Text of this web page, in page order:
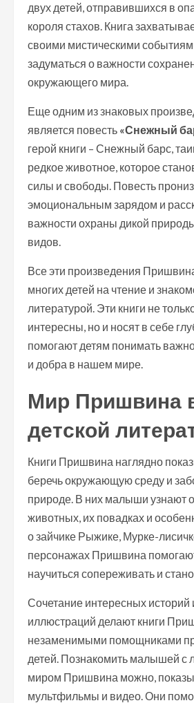
двух детей, отправившихся в
короля стахов. Книга
своими мистическими
задуматься о важности
окружающего мира.
Еще одним из знаковых
является повесть «Снежный
герой книги – Снежный барс,
редкое животное, которое
силы и свободы. Повесть
эмоциональным зарядом и
важности охраны дикой
видов.
Все эти произведения
многих детей на чтение и
литературой. Эти книги не
интересны, но и носят в себе
помогают детям понимать
и добра в нашем мире.
Мир Пришвина
детской
Книги Пришвина наглядно
беречь окружающую среду и
природе. В них малыши узнают
животных, их повадках и
о зайчике Рыжике, Мурке-
персонажах Пришвина
научиться сопереживать и
Сочетание интересных историй
иллюстраций делают книги
незаменимыми помощниками
детей. Познакомить малышей с
миром Пришвина можно,
мультфильмы и видео. Они